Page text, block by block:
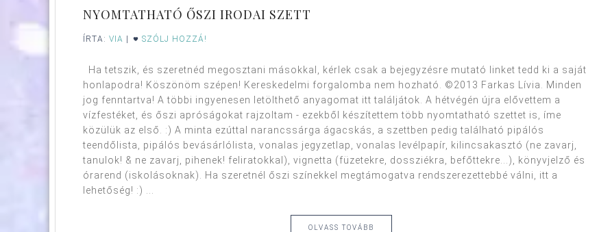
NYOMTATHATÓ ŐSZI IRODAI SZETT
ÍRTA: VIA SZÓLJ HOZZÁ!
Ha tetszik, és szeretnéd megosztani másokkal, kérlek csak a bejegyzésre mutató linket tedd ki a saját
honlapodra! Köszönöm szépen! Kereskedelmi forgalomba nem hozható. ©2013 Farkas Lívia. Minden
jog fenntartva! A többi ingyenesen letölthető anyagomat itt találjátok. A hétvégén újra elővettem a
vízfestéket, és őszi apróságokat rajzoltam - ezekből készítettem több nyomtatható szettet is, íme
közülük az első. :) A minta ezúttal narancssárga ágacskás, a szettben pedig található pipálós
teendőlista, pipálós bevásárlólista, vonalas jegyzetlap, vonalas levélpapír, kilincsakasztó (ne zavarj,
tanulok! & ne zavarj, pihenek! feliratokkal), vignetta (füzetekre, dossziékra, befőttekre...), könyvjelző és
órarend (iskolásoknak). Ha szeretnél őszi színekkel megtámogatva rendszerezettebbé válni, itt a
lehetőség! :) ...
OLVASS TOVÁBB